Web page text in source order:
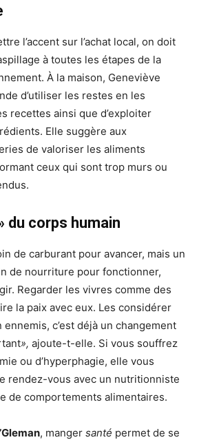
l’accent sur l’achat local, on doit
à toutes les étapes de la
À la maison, Geneviève
d’utiliser les restes en les
recettes ainsi que d’exploiter
Elle suggère aux
de valoriser les aliments
ceux qui sont trop murs ou
du corps humain
de carburant pour avancer, mais un
de nourriture pour fonctionner,
Regarder les vivres comme des
la paix avec eux. Les considérer
ennemis, c’est déjà un changement
», ajoute-t-elle. Si vous souffrez
ou d’hyperphagie, elle vous
rendez-vous avec un nutritionniste
de comportements alimentaires.
, manger santé permet de se